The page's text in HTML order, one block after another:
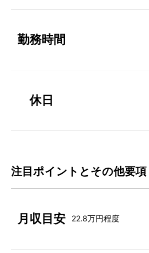
勤務時間
休日
注⽬ポイントとその他要項
月収目安 22.8万円程度